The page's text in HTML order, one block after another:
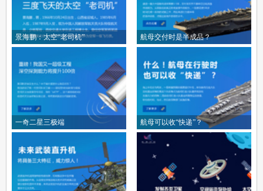
景海鹏：太空“老司机” 航母交付时是半成品？
一奇二星三极端 航母可以收“快递”？